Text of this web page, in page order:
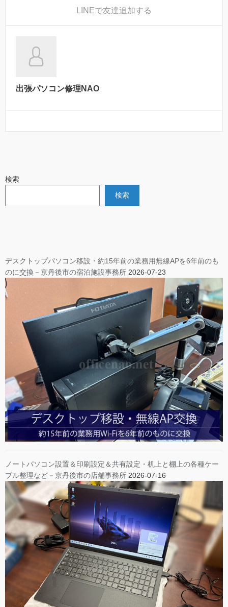
LINEで友達追加する
出張パソコン修理NAO
検索
検索
デスクトップパソコン移設・約15年前の業務用無線APを6年前のも
のに交換－京丹後市の宿泊施設事務所 2026-07-23
ノートパソコン設置＆印刷設定＆共有設定・机上と棚上の各種ケー
ブル整理など－京丹後市の店舗事務所 2026-07-16